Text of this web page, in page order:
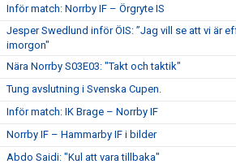
Inför match: Norrby IF – Örgryte IS
Jesper Swedlund inför ÖIS: ”Jag vill se att vi är
imorgon"
Nära Norrby S03E03: "Takt och taktik"
Tung avslutning i Svenska Cupen.
Inför match: IK Brage – Norrby IF
Norrby IF – Hammarby IF i bilder
Abdo Saidi: "Kul att vara tillbaka"